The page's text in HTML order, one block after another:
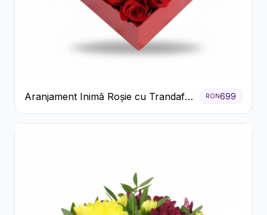
Aranjament Inimă Roșie cu Trandafiri
și Ferrero Rocher Premium
RON699